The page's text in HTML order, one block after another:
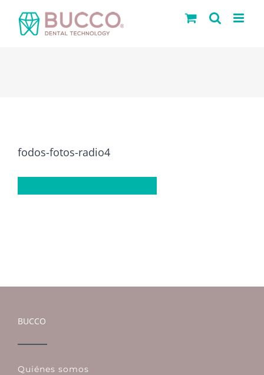
fodos-fotos-radio4
BUCCO
Quiénes somos